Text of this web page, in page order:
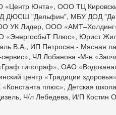
Юнта», ООО ТЦ
ДЮСШ "Дельфин", МБУ ДОД
УК Лидер, ООО
«ЭнергосбыТ Плюс», Юрист
В.А., ИП Петросян - Мясная
ЧЛ Лобанова -М-н
типограф», ОАО
центр «Традиции
плюс», Детская
Ч/л Лебедева, И/П